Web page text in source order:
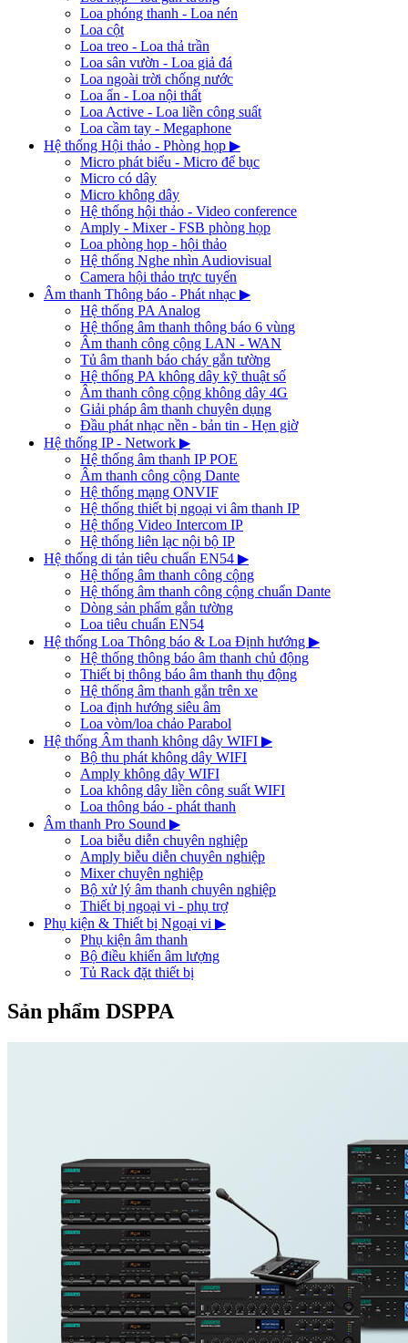
Loa phóng thanh - Loa nén
Loa cột
Loa treo - Loa thả trần
Loa sân vườn - Loa giả đá
Loa ngoài trời chống nước
Loa ẩn - Loa nội thất
Loa Active - Loa liền công suất
Loa cầm tay - Megaphone
Hệ thống Hội thảo - Phòng họp ▶
Micro phát biểu - Micro để bục
Micro có dây
Micro không dây
Hệ thống hội thảo - Video conference
Amply - Mixer - FSB phòng họp
Loa phòng họp - hội thảo
Hệ thống Nghe nhìn Audiovisual
Camera hội thảo trực tuyến
Âm thanh Thông báo - Phát nhạc ▶
Hệ thống PA Analog
Hệ thống âm thanh thông báo 6 vùng
Âm thanh công cộng LAN - WAN
Tủ âm thanh báo cháy gắn tường
Hệ thống PA không dây kỹ thuật số
Âm thanh công cộng không dây 4G
Giải pháp âm thanh chuyên dụng
Đầu phát nhạc nền - bản tin - Hẹn giờ
Hệ thống IP - Network ▶
Hệ thống âm thanh IP POE
Âm thanh công cộng Dante
Hệ thống mạng ONVIF
Hệ thống thiết bị ngoại vi âm thanh IP
Hệ thống Video Intercom IP
Hệ thống liên lạc nội bộ IP
Hệ thống di tản tiêu chuẩn EN54 ▶
Hệ thống âm thanh công cộng
Hệ thống âm thanh công cộng chuẩn Dante
Dòng sản phẩm gắn tường
Loa tiêu chuẩn EN54
Hệ thống Loa Thông báo & Loa Định hướng ▶
Hệ thống thông báo âm thanh chủ động
Thiết bị thông báo âm thanh thụ động
Hệ thống âm thanh gắn trên xe
Loa định hướng siêu âm
Loa vòm/loa chảo Parabol
Hệ thống Âm thanh không dây WIFI ▶
Bộ thu phát không dây WIFI
Amply không dây WIFI
Loa không dây liền công suất WIFI
Loa thông báo - phát thanh
Âm thanh Pro Sound ▶
Loa biễu diễn chuyên nghiệp
Amply biễu diễn chuyên nghiệp
Mixer chuyên nghiệp
Bộ xử lý âm thanh chuyên nghiệp
Thiết bị ngoại vi - phụ trợ
Phụ kiện & Thiết bị Ngoại vi ▶
Phụ kiện âm thanh
Bộ điều khiển âm lượng
Tủ Rack đặt thiết bị
Sản phẩm DSPPA